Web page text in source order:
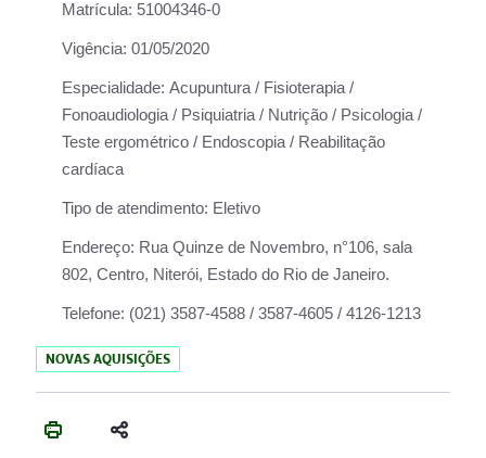
Matrícula: 51004346-0
Vigência: 01/05/2020
Especialidade: Acupuntura / Fisioterapia /
Fonoaudiologia / Psiquiatria / Nutrição / Psicologia /
Teste ergométrico / Endoscopia / Reabilitação
cardíaca
Tipo de atendimento: Eletivo
Endereço: Rua Quinze de Novembro, n°106, sala
802, Centro, Niterói, Estado do Rio de Janeiro.
Telefone: (021) 3587-4588 / 3587-4605 / 4126-1213
NOVAS AQUISIÇÕES